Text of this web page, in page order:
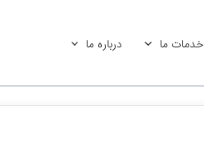
خدمات ما درباره ما